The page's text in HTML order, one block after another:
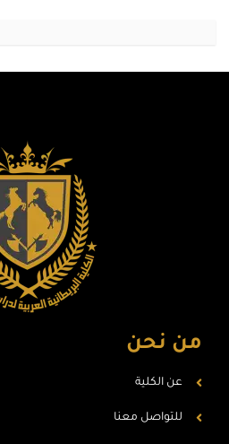
من نحن
عن الكلية
للتواصل معنا